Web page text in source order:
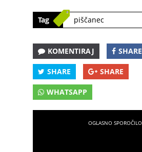
Tag piščanec
KOMENTIRAJ SHARE
SHARE SHARE
WHATSAPP